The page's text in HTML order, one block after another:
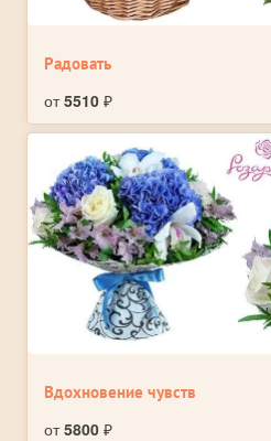
Радовать
от5510 ₽
Вдохновение чувств
от5800 ₽